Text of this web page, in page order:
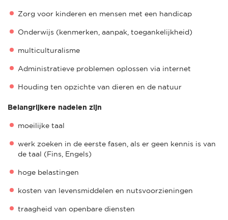
Zorg voor kinderen en mensen met een handicap
Onderwijs (kenmerken, aanpak, toegankelijkheid)
multiculturalisme
Administratieve problemen oplossen via internet
Houding ten opzichte van dieren en de natuur
Belangrijkere nadelen zijn
moeilijke taal
werk zoeken in de eerste fasen, als er geen kennis is van
de taal (Fins, Engels)
hoge belastingen
kosten van levensmiddelen en nutsvoorzieningen
traagheid van openbare diensten